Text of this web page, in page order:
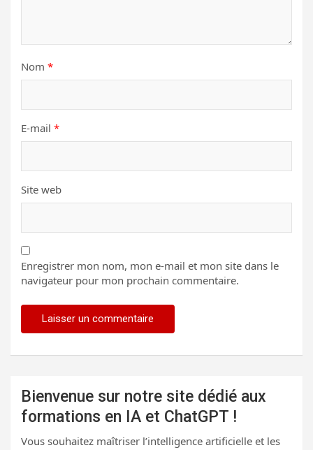
Nom *
E-mail *
Site web
Enregistrer mon nom, mon e-mail et mon site dans le
navigateur pour mon prochain commentaire.
Bienvenue sur notre site dédié aux
formations en IA et ChatGPT !
Vous souhaitez maîtriser l’intelligence artificielle et les